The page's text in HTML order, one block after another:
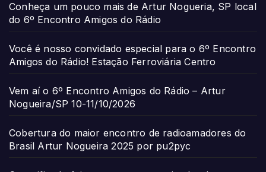
Conheça um pouco mais de Artur Nogueria, SP local
do 6º Encontro Amigos do Rádio
Você é nosso convidado especial para o 6º Encontro
Amigos do Rádio! Estação Ferroviária Centro
Vem aí o 6º Encontro Amigos do Rádio – Artur
Nogueira/SP 10-11/10/2026
Cobertura do maior encontro de radioamadores do
Brasil Artur Nogueira 2025 por pu2pyc